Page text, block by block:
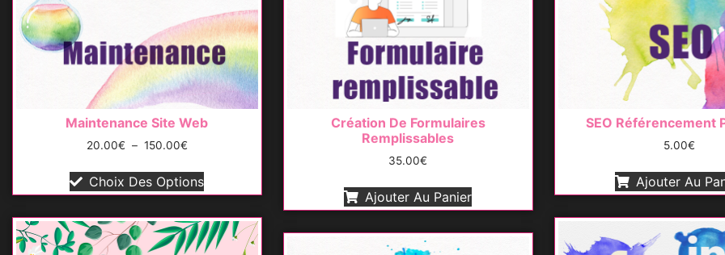
Maintenance Site Web
20.00€ – 150.00€
Choix Des Options
Création De Formulaires
Remplissables
35.00€
Ajouter Au Panier
SEO Référencement
5.00€
Ajouter Au